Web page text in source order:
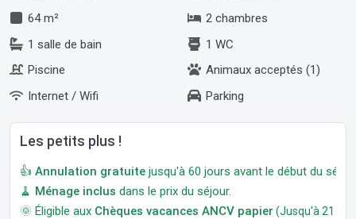
64 m²
2 chambres
1 salle de bain
1 WC
Piscine
Animaux acceptés (1)
Internet / Wifi
Parking
Les petits plus !
👍 Annulation gratuite jusqu'à 60 jours avant le début du
🧹 Ménage inclus dans le prix du séjour.
🌞 Éligible aux Chèques vacances ANCV papier (Jusqu'à 21